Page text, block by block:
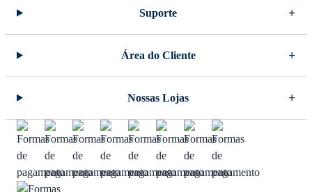
Suporte
Área do Cliente
Nossas Lojas